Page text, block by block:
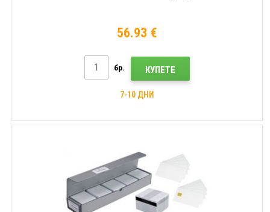
56.93 €
бр. КУПЕТЕ
7-10 ДНИ